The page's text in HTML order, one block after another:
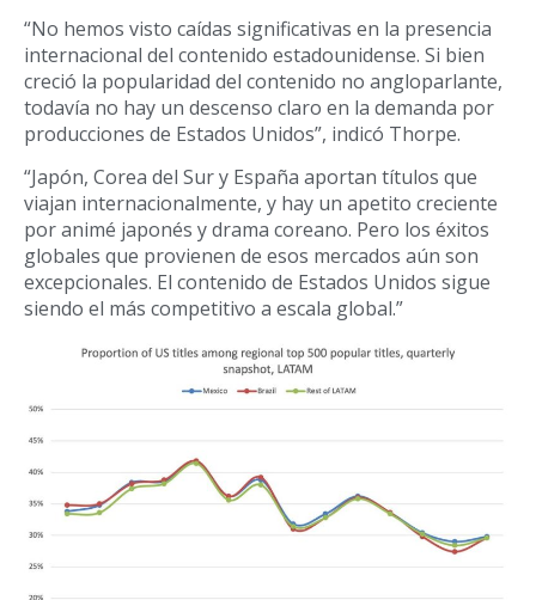
“No hemos visto caídas significativas en la presencia
internacional del contenido estadounidense. Si bien
creció la popularidad del contenido no angloparlante,
todavía no hay un descenso claro en la demanda por
producciones de Estados Unidos”, indicó Thorpe.
“Japón, Corea del Sur y España aportan títulos que
viajan internacionalmente, y hay un apetito creciente
por animé japonés y drama coreano. Pero los éxitos
globales que provienen de esos mercados aún son
excepcionales. El contenido de Estados Unidos sigue
siendo el más competitivo a escala global.”